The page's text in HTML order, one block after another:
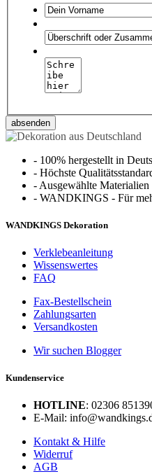
absenden
- 100% hergestellt in
- Höchste
- Ausgewählte Materialien
- WANDKINGS - Für
WANDKINGS Dekoration
Verklebeanleitung
Wissenswertes
FAQ
Fax-Bestellschein
Zahlungsarten
Versandkosten
Wir suchen Blogger
Kundenservice
HOTLINE: 02306
E-Mail:
Kontakt & Hilfe
Widerruf
AGB